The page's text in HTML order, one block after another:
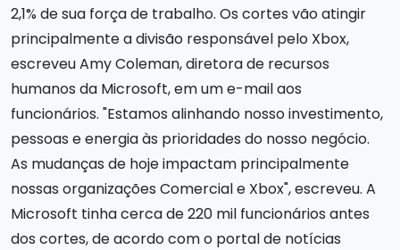
2,1% de sua força de trabalho. Os cortes vão atingir
principalmente a divisão responsável pelo Xbox,
escreveu Amy Coleman, diretora de recursos
humanos da Microsoft, em um e-mail aos
funcionários. "Estamos alinhando nosso investimento,
pessoas e energia às prioridades do nosso negócio.
As mudanças de hoje impactam principalmente
nossas organizações Comercial e Xbox", escreveu. A
Microsoft tinha cerca de 220 mil funcionários antes
dos cortes, de acordo com o portal de notícias